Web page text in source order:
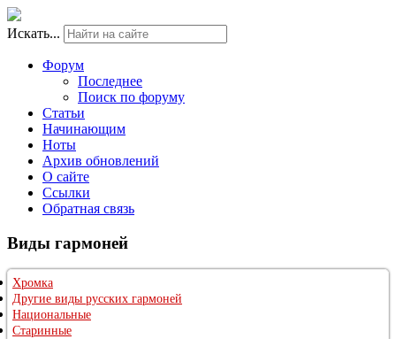
Искать...
Форум
Последнее
Поиск по форуму
Статьи
Начинающим
Ноты
Архив обновлений
О сайте
Ссылки
Обратная связь
Виды гармоней
Хромка
Другие виды русских гармоней
Национальные
Старинные